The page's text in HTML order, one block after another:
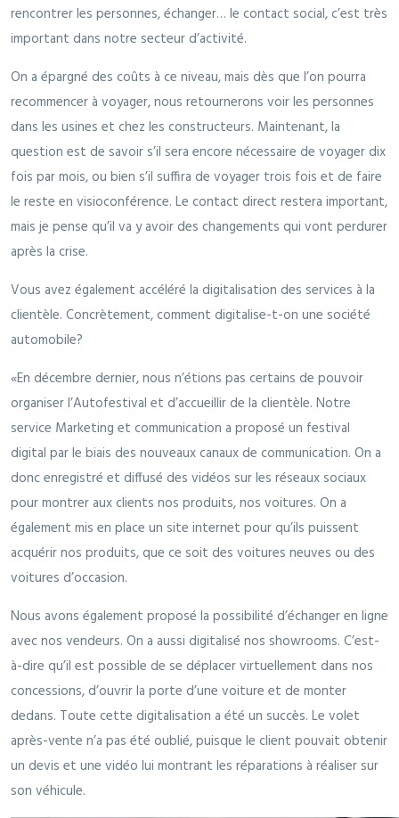
rencontrer les personnes, échanger… le contact social, c’est très
important dans notre secteur d’activité.
On a épargné des coûts à ce niveau, mais dès que l’on pourra
recommencer à voyager, nous retournerons voir les personnes
dans les usines et chez les constructeurs. Maintenant, la
question est de savoir s’il sera encore nécessaire de voyager dix
fois par mois, ou bien s’il suffira de voyager trois fois et de faire
le reste en visioconférence. Le contact direct restera important,
mais je pense qu’il va y avoir des changements qui vont perdurer
après la crise.
Vous avez également accéléré la digitalisation des services à la
clientèle. Concrètement, comment digitalise-t-on une société
automobile?
«En décembre dernier, nous n’étions pas certains de pouvoir
organiser l’Autofestival et d’accueillir de la clientèle. Notre
service Marketing et communication a proposé un festival
digital par le biais des nouveaux canaux de communication. On a
donc enregistré et diffusé des vidéos sur les réseaux sociaux
pour montrer aux clients nos produits, nos voitures. On a
également mis en place un site internet pour qu’ils puissent
acquérir nos produits, que ce soit des voitures neuves ou des
voitures d’occasion.
Nous avons également proposé la possibilité d’échanger en ligne
avec nos vendeurs. On a aussi digitalisé nos showrooms. C’est-
à-dire qu’il est possible de se déplacer virtuellement dans nos
concessions, d’ouvrir la porte d’une voiture et de monter
dedans. Toute cette digitalisation a été un succès. Le volet
après-vente n’a pas été oublié, puisque le client pouvait obtenir
un devis et une vidéo lui montrant les réparations à réaliser sur
son véhicule.